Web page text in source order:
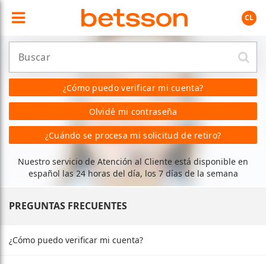
CL
¿Cómo puedo verificar mi cuenta?
Olvidé mi contraseña
¿Cuándo se procesa mi solicitud de retiro?
Nuestro servicio de Atención al Cliente está disponible en
español las 24 horas del día, los 7 días de la semana
PREGUNTAS FRECUENTES
¿Cómo puedo verificar mi cuenta?